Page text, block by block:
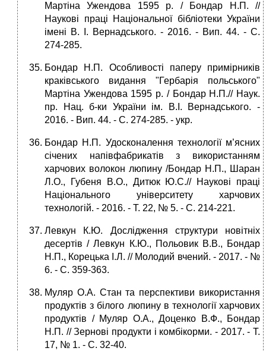
Мартіна Ужендова 1595 р. / Бондар Н.П. //
Наукові праці Національної бібліотеки України
імені В. І. Вернадського. - 2016. - Вип. 44. - С.
274-285.
Бондар Н.П. Особливості паперу примірників
краківського видання "Гербарія польського"
Мартіна Ужендова 1595 р. / Бондар Н.П.// Наук.
пр. Нац. б-ки України ім. В.І. Вернадського. -
2016. - Вип. 44. - С. 274-285. - укp.
Бондар Н.П. Удосконалення технології м’ясних
січених напівфабрикатів з використанням
харчових волокон люпину /Бондар Н.П., Шаран
Л.О., Губеня В.О., Дитюк Ю.С.// Наукові праці
Національного університету харчових
технологій. - 2016. - Т. 22, № 5. - С. 214-221.
Левкун К.Ю. Дослідження структури новітніх
десертів / Левкун К.Ю., Польовик В.В., Бондар
Н.П., Корецька І.Л. // Молодий вчений. - 2017. - №
6. - С. 359-363.
Муляр О.А. Стан та перспективи використання
продуктів з білого люпину в технології харчових
продуктів / Муляр О.А., Доценко В.Ф., Бондар
Н.П. // Зернові продукти і комбікорми. - 2017. - Т.
17, № 1. - С. 32-40.